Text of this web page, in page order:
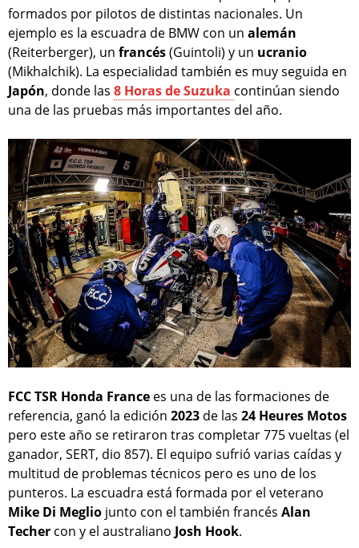
formados por pilotos de distintas nacionales. Un
ejemplo es la escuadra de BMW con un alemán
(Reiterberger), un francés(Guintoli) y un ucranio
(Mikhalchik). La especialidad también es muy seguida en
Japón, donde las 8 Horas de Suzuka continúan siendo
una de las pruebas más importantes del año.
FCC TSR Honda France es una de las formaciones de
referencia, ganó la edición 2023 de las 24 Heures Motos
pero este año se retiraron tras completar 775 vueltas (el
ganador, SERT, dio 857). El equipo sufrió varias caídas y
multitud de problemas técnicos pero es uno de los
punteros. La escuadra está formada por el veterano
Mike Di Meglio junto con el también francés Alan
Techer con y el australiano Josh Hook.